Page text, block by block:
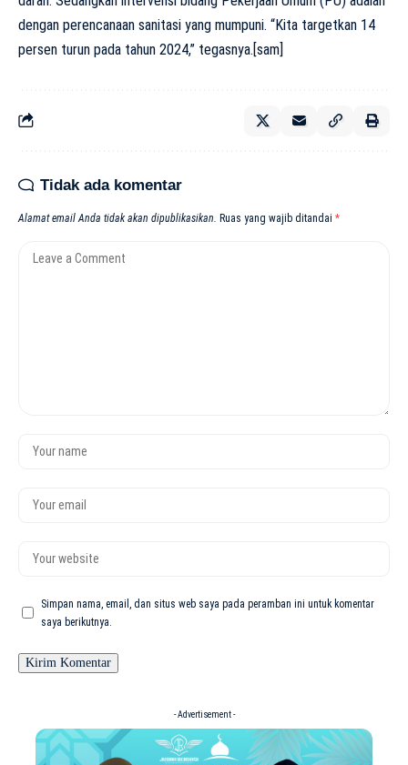
dengan perencanaan sanitasi yang mumpuni. “Kita targetkan 14
persen turun pada tahun 2024,” tegasnya.[sam]
Tidak ada komentar
Alamat email Anda tidak akan dipublikasikan. Ruas yang wajib ditandai *
Simpan nama, email, dan situs web saya pada peramban ini untuk komentar
saya berikutnya.
- Advertisement -